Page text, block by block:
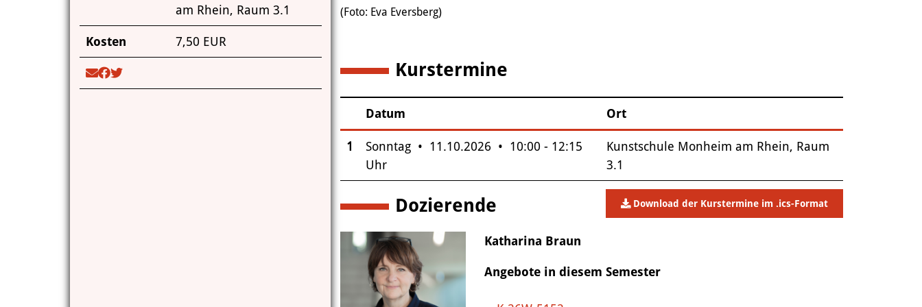
am Rhein, Raum 3.1
Kosten 7,50 EUR
(Foto: Eva Eversberg)
Kurstermine
Insgesamt gibt es 1 Termine zum diesen Kurs
–
Datum Ort
1
Sonntag • 11.10.2026 • 10:00 - 12:15
Uhr
Kunstschule Monheim am Rhein, Raum
3.1
Download der Kurstermine im .ics-Format
Dozierende
Katharina Braun
Angebote in diesem Semester